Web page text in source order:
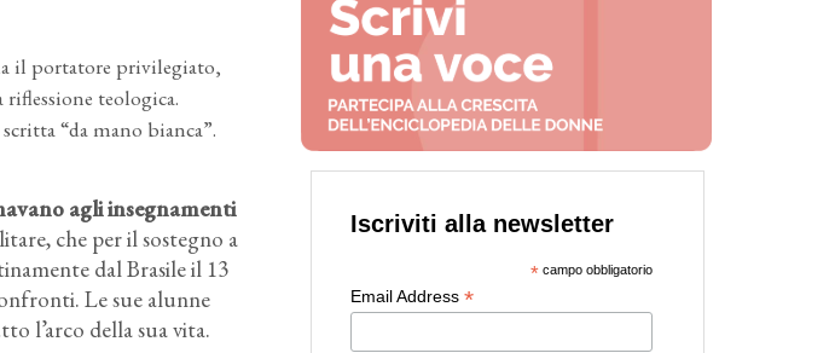
il portatore privilegiato,
teologica.
“da mano bianca”.
agli insegnamenti
che per il sostegno a
dal Brasile il 13
Le sue alunne
l’arco della sua vita.